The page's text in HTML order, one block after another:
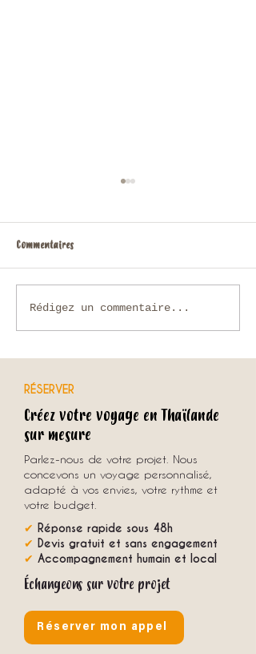
Que faire en Thaïlande en
novembre ?
Commentaires
Rédigez un commentaire...
RÉSERVER
Créez votre voyage en Thaïlande
sur mesure
Parlez-nous de votre projet. Nous
concevons un voyage personnalisé,
adapté à vos envies, votre rythme et
votre budget.
✔ Réponse rapide sous 48h
✔ Devis gratuit et sans engagement
✔ Accompagnement humain et local
Échangeons sur votre projet
Réserver mon appel